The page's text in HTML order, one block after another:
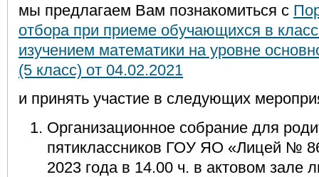
мы предлагаем Вам познакомиться с
отбора при приеме обучающихся в
изучением математики на уровне
(5 класс) от 04.02.2021
и принять участие в следующих
Организационное собрание для
пятиклассников ГОУ ЯО «Лицей №
2023 года в 14.00 ч. в актовом зале